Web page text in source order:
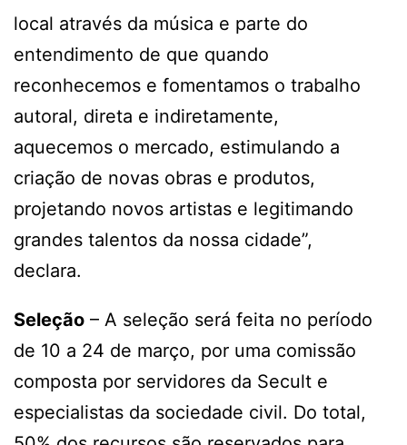
local através da música e parte do
entendimento de que quando
reconhecemos e fomentamos o trabalho
autoral, direta e indiretamente,
aquecemos o mercado, estimulando a
criação de novas obras e produtos,
projetando novos artistas e legitimando
grandes talentos da nossa cidade”,
declara.
Seleção – A seleção será feita no período
de 10 a 24 de março, por uma comissão
composta por servidores da Secult e
especialistas da sociedade civil. Do total,